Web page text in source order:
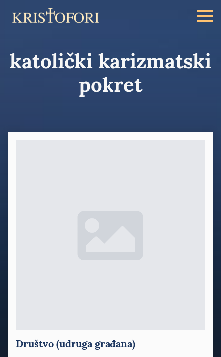
katolički karizmatski
pokret
Društvo (udruga građana)